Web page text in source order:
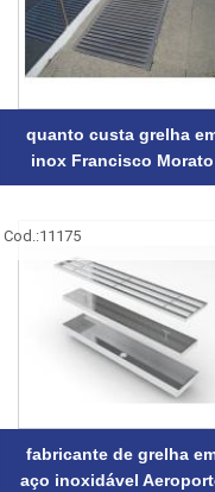
quanto custa grelha
inox Francisco Morato
Cod.:11175
fabricante de grelha
aço inoxidável